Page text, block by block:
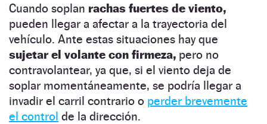
Cuando soplan rachas fuertes de viento,
pueden llegar a afectar a la trayectoria del
vehículo. Ante estas situaciones hay que
sujetar el volante con firmeza, pero no
contravolantear, ya que, si el viento deja de
soplar momentáneamente, se podría llegar a
invadir el carril contrario o perder brevemente
el control de la dirección.